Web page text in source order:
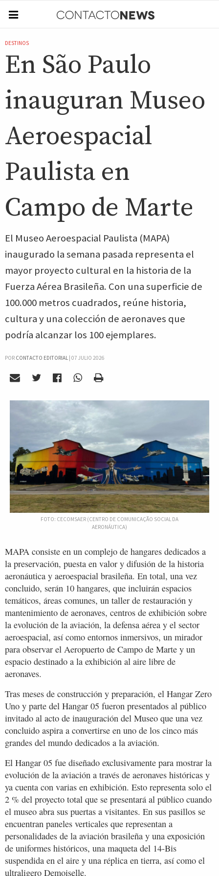
DESTINOS
En São Paulo
inauguran Museo
Aeroespacial
Paulista en
Campo de Marte
El Museo Aeroespacial Paulista (MAPA)
inaugurado la semana pasada representa el
mayor proyecto cultural en la historia de la
Fuerza Aérea Brasileña. Con una superficie de
100.000 metros cuadrados, reúne historia,
cultura y una colección de aeronaves que
podría alcanzar los 100 ejemplares.
POR CONTACTO EDITORIAL| 07 JULIO 2026
FOTO: CECOMSAER (CENTRO DE COMUNICAÇÃO SOCIAL DA
AERONÁUTICA)
MAPA consiste en un complejo de hangares dedicados a
la preservación, puesta en valor y difusión de la historia
aeronáutica y aeroespacial brasileña. En total, una vez
concluido, serán 10 hangares, que incluirán espacios
temáticos, áreas comunes, un taller de restauración y
mantenimiento de aeronaves, centros de exhibición sobre
la evolución de la aviación, la defensa aérea y el sector
aeroespacial, así como entornos inmersivos, un mirador
para observar el Aeropuerto de Campo de Marte y un
espacio destinado a la exhibición al aire libre de
aeronaves.
Tras meses de construcción y preparación, el Hangar Zero
Uno y parte del Hangar 05 fueron presentados al público
invitado al acto de inauguración del Museo que una vez
concluido aspira a convertirse en uno de los cinco más
grandes del mundo dedicados a la aviación.
El Hangar 05 fue diseñado exclusivamente para mostrar la
evolución de la aviación a través de aeronaves históricas y
ya cuenta con varias en exhibición. Esto representa solo el
2 % del proyecto total que se presentará al público cuando
el museo abra sus puertas a visitantes. En sus pasillos se
encuentran paneles verticales que representan a
personalidades de la aviación brasileña y una exposición
de uniformes históricos, una maqueta del 14-Bis
suspendida en el aire y una réplica en tierra, así como el
ultraligero Demoiselle.